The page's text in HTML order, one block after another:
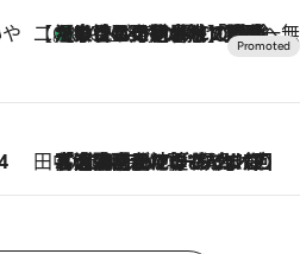
【CREA×星野リゾート】唯一無二。癒しと発見が待つ場所へ
2026.8.7
【トンボの足水浴】ヒノキの香りに包まれて涼感マックス！約13℃の湧水かけ流しを避暑地「星野温泉 トンボの湯」で体験
田中稲の勝手に再ブーム
2026.8.7
「湘南乃風に憧れて」観客大盛上がりの“タオル回し”に、ラッパー顔負けの高速歌唱まで…さだまさし（74）のアグレッシブすぎる現在地